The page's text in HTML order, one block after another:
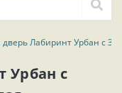
дверь Лабиринт Урбан с
Урбан с